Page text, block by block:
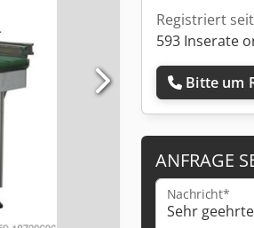
Registriert
593 Inserate
Bitte um
ANFRAGE
Nachricht*